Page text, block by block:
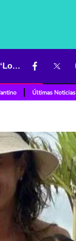
Famosa pareja del entretenimiento colombiano se separó y habría prueba, según ‘Lo sé todo’
Últimas Noticias